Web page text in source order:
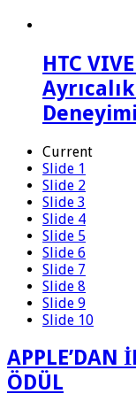
HTC
Current
Slide 1
Slide 2
Slide 3
Slide 4
Slide 5
Slide 6
Slide 7
Slide 8
Slide 9
Slide 10
APPLE’DAN
ÖDÜL